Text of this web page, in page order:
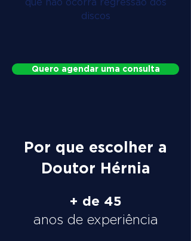
discos
Quero agendar uma consulta
Por que escolher a
Doutor Hérnia
+ de 45
anos de experiência